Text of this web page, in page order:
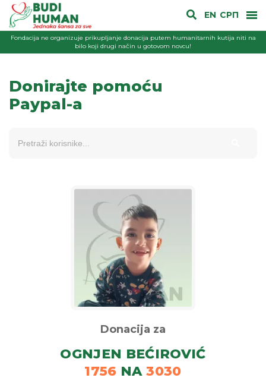
EN СРП
Fondacija ne organizuje prikupljanje donacija putem humanitarnih kutija niti na
bilo koji drugi način u gotovom novcu!
Donirajte pomoću
Paypal-a
Donacija za
OGNJEN BEĆIROVIĆ
1756 NA 3030